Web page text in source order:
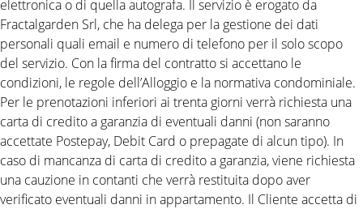
elettronica o di quella autografa. Il servizio è erogato da
Fractalgarden Srl, che ha delega per la gestione dei dati
personali quali email e numero di telefono per il solo scopo
del servizio. Con la firma del contratto si accettano le
condizioni, le regole dell’Alloggio e la normativa condominiale.
Per le prenotazioni inferiori ai trenta giorni verrà richiesta una
carta di credito a garanzia di eventuali danni (non saranno
accettate Postepay, Debit Card o prepagate di alcun tipo). In
caso di mancanza di carta di credito a garanzia, viene richiesta
una cauzione in contanti che verrà restituita dopo aver
verificato eventuali danni in appartamento. Il Cliente accetta di